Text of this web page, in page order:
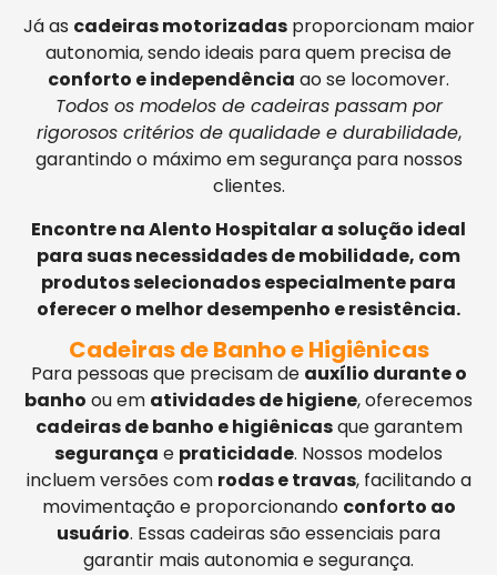
Já as cadeiras motorizadasproporcionam maior
autonomia, sendo ideais para quem precisa de
conforto e independência ao se locomover.
Todos os modelos de cadeiras passam por
rigorosos critérios de qualidade e durabilidade,
garantindo o máximo em segurança para nossos
clientes.
Encontre na Alento Hospitalar a solução ideal
para suas necessidades de mobilidade, com
produtos selecionados especialmente para
oferecer o melhor desempenho e resistência.
Cadeiras de Banho e Higiênicas
Para pessoas que precisam de auxílio durante o
banho ou em atividades de higiene, oferecemos
cadeiras de banho e higiênicasque garantem
segurança e praticidade. Nossos modelos
incluem versões com rodas e travas, facilitando a
movimentação e proporcionando conforto ao
usuário. Essas cadeiras são essenciais para
garantir mais autonomia e segurança.